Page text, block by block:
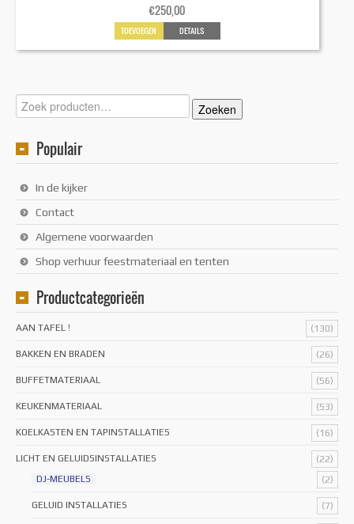
€250,00
TOEVOEGEN DETAILS
Zoeken
naar:
Zoeken
Populair
In de kijker
Contact
Algemene voorwaarden
Shop verhuur feestmateriaal en tenten
Productcategorieën
AAN TAFEL ! (130)
BAKKEN EN BRADEN (26)
BUFFETMATERIAAL (56)
KEUKENMATERIAAL (53)
KOELKASTEN EN TAPINSTALLATIES (16)
LICHT EN GELUIDSINSTALLATIES
(22)
DJ-MEUBELS
(2)
GELUID INSTALLATIES (7)